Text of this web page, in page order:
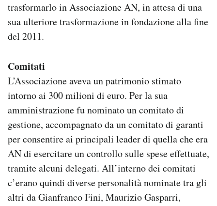
trasformarlo in Associazione AN, in attesa di una
sua ulteriore trasformazione in fondazione alla fine
del 2011.
Comitati
L’Associazione aveva un patrimonio stimato
intorno ai 300 milioni di euro. Per la sua
amministrazione fu nominato un comitato di
gestione, accompagnato da un comitato di garanti
per consentire ai principali leader di quella che era
AN di esercitare un controllo sulle spese effettuate,
tramite alcuni delegati. All’interno dei comitati
c’erano quindi diverse personalità nominate tra gli
altri da Gianfranco Fini, Maurizio Gasparri,